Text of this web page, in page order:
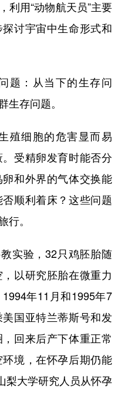
利用“动物航天员”主要
讨宇宙中生命形式和
：从当下的生存问
生存问题。
细胞的危害显而易
受精卵发育时能否分
和外界的气体交换能
顺利着床？这些问题
行。
实验，32只鸡胚胎随
以研究胚胎在微重力
年11月和1995年7
国亚特兰蒂斯号和发
回来后产下体重正常
境，在怀孕后期仍能
梨大学研究人员从怀孕